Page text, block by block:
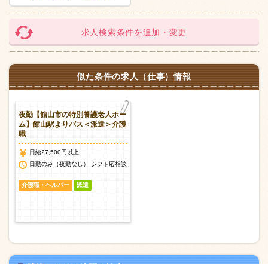
求人検索条件を追加・変更
似た条件の求人（仕事）情報
夜勤【館山市の特別養護老人ホー
ム】館山駅よりバス＜派遣＞介護
職
日給27,500円以上
日勤のみ（夜勤なし） シフト応相談
介護職・ヘルパー 派遣